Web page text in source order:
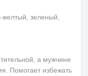
желтый, зеленый,
а мужчине
Помогает избежать